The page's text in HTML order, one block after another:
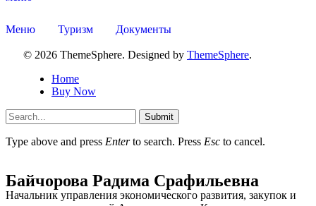
Меню Туризм Документы
© 2026 ThemeSphere. Designed by ThemeSphere.
Home
Buy Now
Submit
Type above and press Enterto search. Press Esc to cancel.
Байчорова Радима Срафильевна
Начальник управления экономического развития, закупок и